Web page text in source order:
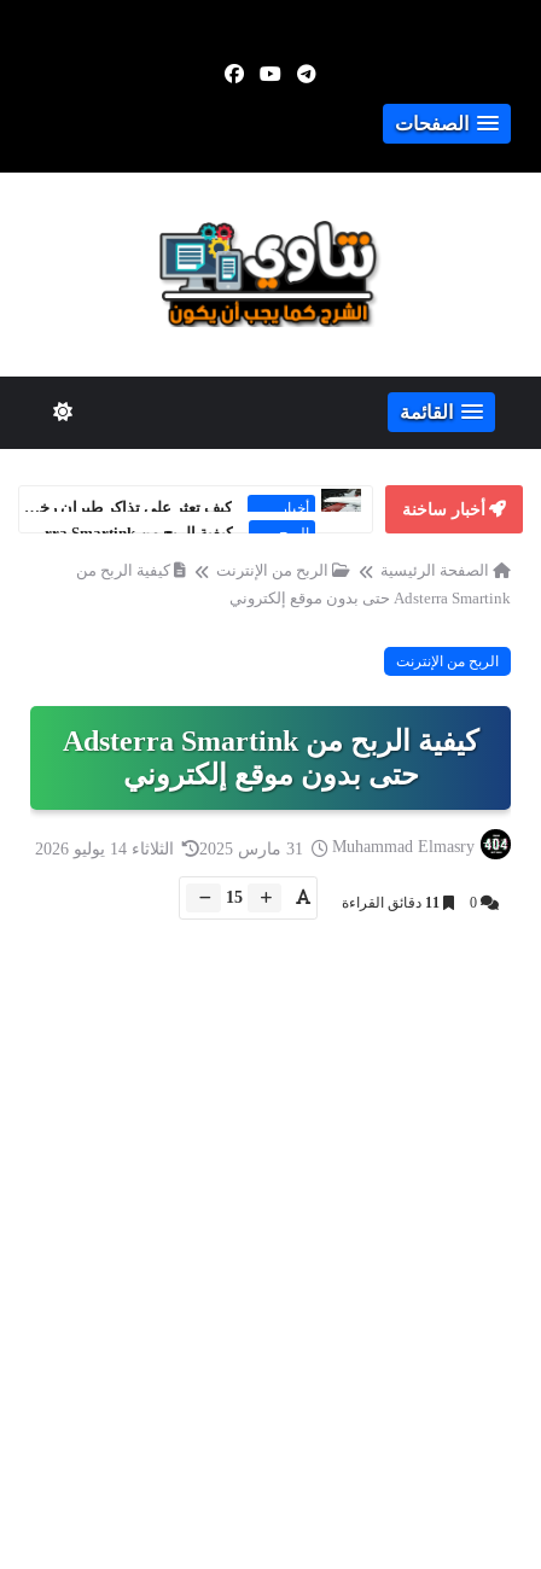
الصفحات
القائمة
أخبار ساخنة
الربح من
الإنترنت
كيفية الربح من Adsterra Smartink حتى بدون موقع إلكتروني
الصفحة الرئيسية الربح من الإنترنت
كيفية الربح من
Adsterra Smartink حتى بدون موقع إلكتروني
الربح من الإنترنت
كيفية الربح من Adsterra Smartink
حتى بدون موقع إلكتروني
Muhammad Elmasry الثلاثاء 14 يوليو 2026
0
11 دقائق القراءة 15